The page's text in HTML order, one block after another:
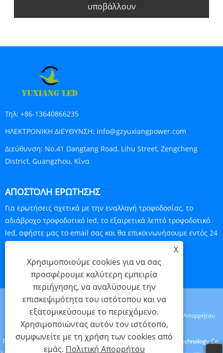
υποβάλλουν
Τηλ: +86-13640866235
ΗΛΕΚΤΡΟΝΙΚΗ ΔΙΕΥΘΥΝΣΗ: info@gzyuxiangpower.com
Διεύθυνση: No.41 Dangtang Road, Lihu Street, Zengcheng
District, Guangzhou, Κίνα
ΑΠΟΣΤΟΛΉ ΕΡΏΤΗΣΗΣ
Για ερωτήσεις σχετικά με την εναλλαγή τροφοδοσίας, το
αδιάβροχο τροφοδοτικό led, το εξαιρετικά λεπτό τροφοδοτικό
led, αφήστε μας το email σας και θα επικοινωνήσουμε εντός 24
ωρών.
ΕΡΕΥΝΑ ΤΩΡΑ
Links Sitemap RSS XML Πολιτική Απορρήτου
Πνευματικά δικαιώματα © 2023 Guangzhou Yuxiang Electronic Technology Co.,
X
Χρησιμοποιούμε cookies για να σας
προσφέρουμε καλύτερη εμπειρία
περιήγησης, να αναλύσουμε την
επισκεψιμότητα του ιστότοπου και να
εξατομικεύσουμε το περιεχόμενο.
Χρησιμοποιώντας αυτόν τον ιστότοπο,
συμφωνείτε με τη χρήση των cookies από
εμάς. Πολιτική Απορρήτου